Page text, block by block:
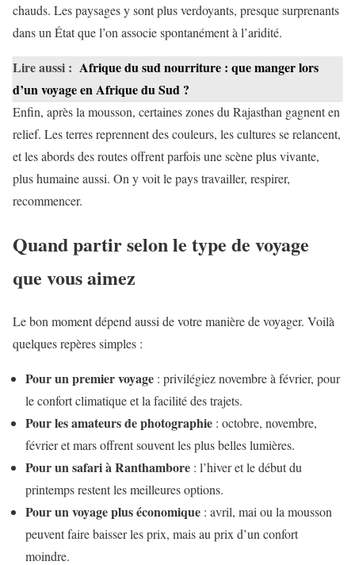
chauds. Les paysages y sont plus verdoyants, presque surprenants
dans un État que l’on associe spontanément à l’aridité.
Lire aussi : Afrique du sud nourriture : que manger lors
d’un voyage en Afrique du Sud ?
Enfin, après la mousson, certaines zones du Rajasthan gagnent en
relief. Les terres reprennent des couleurs, les cultures se relancent,
et les abords des routes offrent parfois une scène plus vivante,
plus humaine aussi. On y voit le pays travailler, respirer,
recommencer.
Quand partir selon le type de voyage
que vous aimez
Le bon moment dépend aussi de votre manière de voyager. Voilà
quelques repères simples :
Pour un premier voyage : privilégiez novembre à février, pour
le confort climatique et la facilité des trajets.
Pour les amateurs de photographie : octobre, novembre,
février et mars offrent souvent les plus belles lumières.
Pour un safari à Ranthambore : l’hiver et le début du
printemps restent les meilleures options.
Pour un voyage plus économique : avril, mai ou la mousson
peuvent faire baisser les prix, mais au prix d’un confort
moindre.